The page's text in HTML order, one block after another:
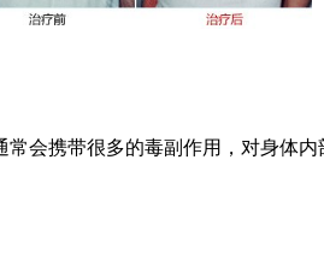
携带很多的毒副作用，对身体